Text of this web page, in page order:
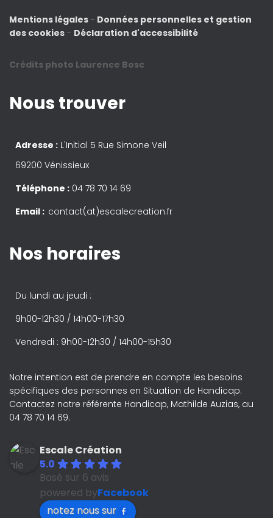
Mentions légales - Données personnelles et gestion
des cookies - Déclaration d'accessibilité
Crédits photo Laurence Bosc
Nous trouver
Adresse : L'Initial 5 Rue Simone Veil
69200 Vénissieux
Téléphone : 04 78 70 14 69
Email : contact(at)escalecreation.fr
Nos horaires
Du lundi au jeudi :
9h00-12h30 / 14h00-17h30
Vendredi : 9h00-12h30 / 14h00-15h30
Notre intention est de prendre en compte les besoins
spécifiques des personnes en Situation de Handicap.
Contactez notre référente Handicap, Mathilde Auzias, au
04 78 70 14 69.
Escale Création
5.0
Basé sur 6 avis
powered byFacebook
notez nous sur